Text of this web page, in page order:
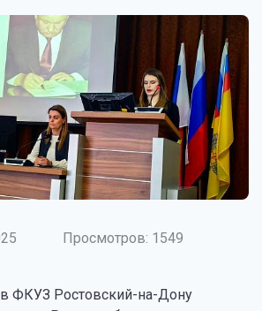
Просмотров: 1549
в ФКУЗ Ростовский-на-Дону